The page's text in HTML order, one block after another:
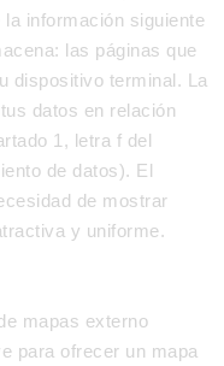
información siguiente
las páginas que
dispositivo terminal. La
datos en relación
1, letra f del
de datos). El
de mostrar
y uniforme.
mapas externo
para ofrecer un mapa